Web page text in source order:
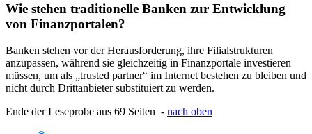
Wie stehen traditionelle Banken zur Entwicklung
von Finanzportalen?
Banken stehen vor der Herausforderung, ihre Filialstrukturen
anzupassen, während sie gleichzeitig in Finanzportale investieren
müssen, um als „trusted partner“ im Internet bestehen zu bleiben und
nicht durch Drittanbieter substituiert zu werden.
Ende der Leseprobe aus 69 Seiten - nach oben